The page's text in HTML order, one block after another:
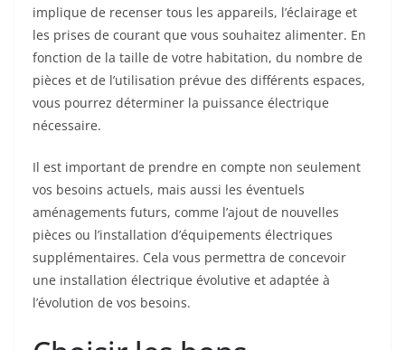
implique de recenser tous les appareils, l’éclairage et
les prises de courant que vous souhaitez alimenter. En
fonction de la taille de votre habitation, du nombre de
pièces et de l’utilisation prévue des différents espaces,
vous pourrez déterminer la puissance électrique
nécessaire.
Il est important de prendre en compte non seulement
vos besoins actuels, mais aussi les éventuels
aménagements futurs, comme l’ajout de nouvelles
pièces ou l’installation d’équipements électriques
supplémentaires. Cela vous permettra de concevoir
une installation électrique évolutive et adaptée à
l’évolution de vos besoins.